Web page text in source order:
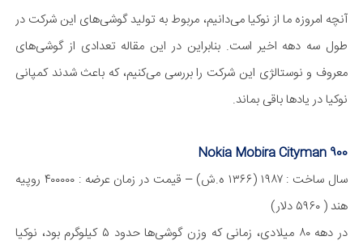
آنچه امروزه ما از نوکیا می‌دانیم، مربوط به تولید گوشی‌های این شرکت در
طول سه دهه اخیر است. بنابراین در این مقاله تعدادی از گوشی‌های
معروف و نوستالژی این شرکت را بررسی می‌کنیم، که باعث شدند کمپانی
نوکیا در یاد‌ها باقی بماند.
Nokia Mobira Cityman 900
سال ساخت : ۱۹۸۷ (۱۳۶۶ ه.ش) – قیمت در زمان عرضه : ۴۰۰۰۰۰ روپیه
هند ( ۵۹۶۰ دلار)
در دهه ۸۰ میلادی، زمانی که وزن گوشی‌ها حدود ۵ کیلو‌گرم بود، نوکیا